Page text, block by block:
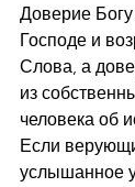
Доверие
Господе и
Слова, а
из
человека об
Если
услышанное